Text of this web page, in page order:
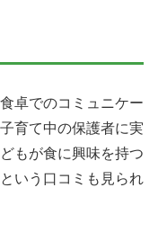
卓でのコミュニケー
育て中の保護者に実
もが食に興味を持つ
いう口コミも見られ